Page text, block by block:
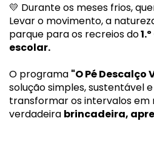
💛 Durante os meses frios,
Levar o movimento, a
parque para os recreios do
escolar.
O programa "O Pé Descalço
solução simples, sustentável
transformar os intervalos em
verdadeira brincadeira,